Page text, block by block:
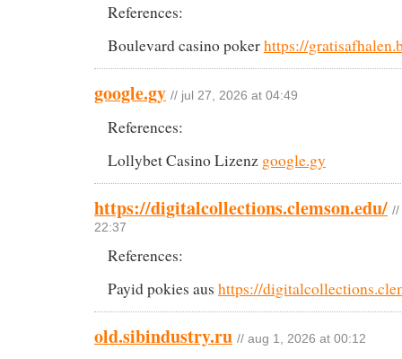
References:
Boulevard casino pokerhttps://
google.gy // jul 27, 2026 at 04:49
References:
Lollybet Casino Lizenz google.gy
https://digitalcollections.clemson.edu/ //
22:37
References:
Payid pokies aus https://
old.sibindustry.ru // aug 1, 2026 at 00:12